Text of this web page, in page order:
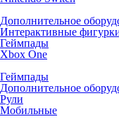
Дополнительное
Интерактивные
Геймпады
Xbox One
Геймпады
Дополнительное
Рули
Мобильные